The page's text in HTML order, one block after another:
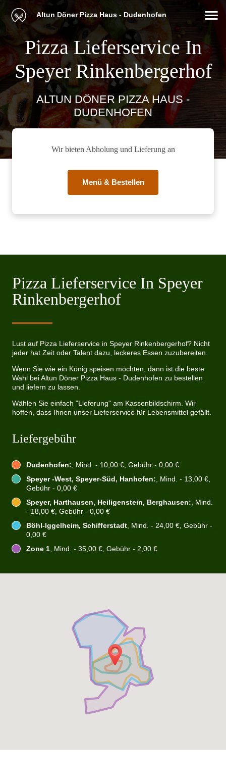
Altun Döner Pizza Haus - Dudenhofen
Pizza Lieferservice In
Speyer Rinkenbergerhof
ALTUN DÖNER PIZZA HAUS -
DUDENHOFEN
Wir bieten Abholung und Lieferung an
Menü & Bestellen
Pizza Lieferservice In Speyer
Rinkenbergerhof
Lust auf Pizza Lieferservice in Speyer Rinkenbergerhof? Nicht
jeder hat Zeit oder Talent dazu, leckeres Essen zuzubereiten.
Wenn Sie wie ein König speisen möchten, dann ist die beste
Wahl bei Altun Döner Pizza Haus - Dudenhofen zu bestellen
und liefern zu lassen.
Wählen Sie einfach "Lieferung" am Kassenbildschirm. Wir
hoffen, dass Ihnen unser Lieferservice für Lebensmittel gefällt.
Liefergebühr
Dudenhofen:, Mind. - 10,00 €, Gebühr - 0,00 €
Speyer -West, Speyer-Süd, Hanhofen:, Mind. - 13,00 €,
Gebühr - 0,00 €
Speyer, Harthausen, Heiligenstein, Berghausen:, Mind.
- 18,00 €, Gebühr - 0,00 €
Böhl-Iggelheim, Schifferstadt, Mind. - 24,00 €, Gebühr -
0,00 €
Zone 1, Mind. - 35,00 €, Gebühr - 2,00 €